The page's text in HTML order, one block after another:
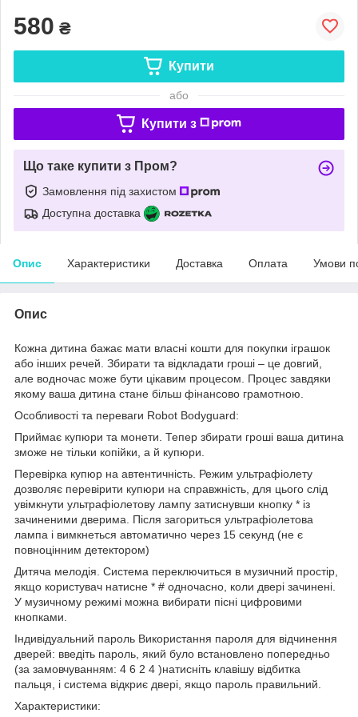
580 ₴
Купити
або
Купити з
Що таке купити з Пром?
Замовлення під захистом
Доступна доставка
Опис Характеристики Доставка Оплата Умови
Опис
Кожна дитина бажає мати власні кошти для покупки іграшок
або інших речей. Збирати та відкладати гроші – це довгий,
але водночас може бути цікавим процесом. Процес завдяки
якому ваша дитина стане більш фінансово грамотною.
Особливості та переваги Robot Bodyguard:
Приймає купюри та монети. Тепер збирати гроші ваша дитина
зможе не тільки копійки, а й купюри.
Перевірка купюр на автентичність. Режим ультрафіолету
дозволяє перевірити купюри на справжність, для цього слід
увімкнути ультрафіолетову лампу затиснувши кнопку * із
зачиненими дверима. Після загориться ультрафіолетова
лампа і вимкнеться автоматично через 15 секунд (не є
повноцінним детектором)
Дитяча мелодія. Система переключиться в музичний простір,
якщо користувач натисне * # одночасно, коли двері зачинені.
У музичному режимі можна вибирати пісні цифровими
кнопками.
Індивідуальний пароль Використання пароля для відчинення
дверей: введіть пароль, який було встановлено попередньо
(за замовчуванням: 4 6 2 4 )натисніть клавішу відбитка
пальця, і система відкриє двері, якщо пароль правильний.
Характеристики: